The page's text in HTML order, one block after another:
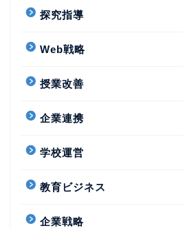
探究指導
Web戦略
授業改善
企業連携
学校運営
教育ビジネス
企業戦略